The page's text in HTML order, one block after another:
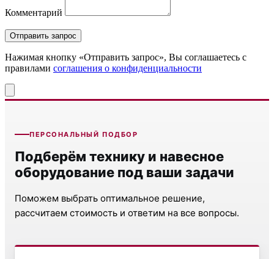
Комментарий
Нажимая кнопку «Отправить запрос», Вы соглашаетесь c
правилами соглашения о конфиденциальности
ПЕРСОНАЛЬНЫЙ ПОДБОР
Подберём технику и навесное
оборудование под ваши задачи
Поможем выбрать оптимальное решение,
рассчитаем стоимость и ответим на все вопросы.